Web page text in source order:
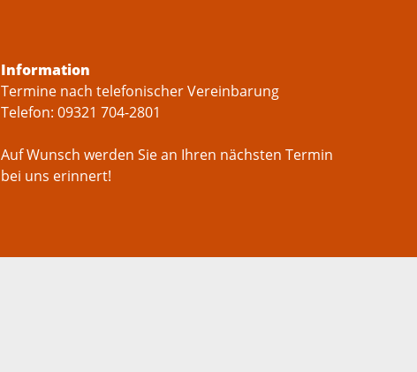
Information
Termine nach telefonischer Vereinbarung
Telefon: 09321 704-2801
Auf Wunsch werden Sie an Ihren nächsten Termin
bei uns erinnert!